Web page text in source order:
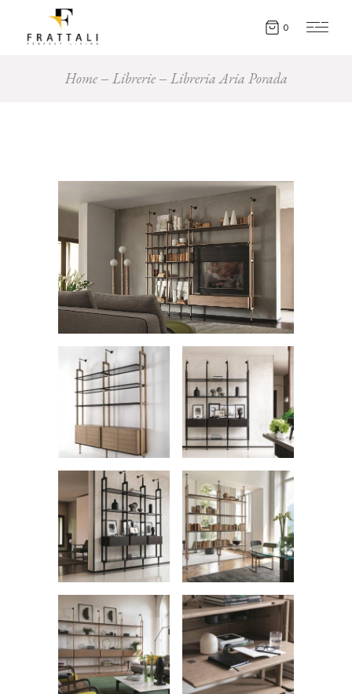
0
Home Librerie Libreria Aria Porada